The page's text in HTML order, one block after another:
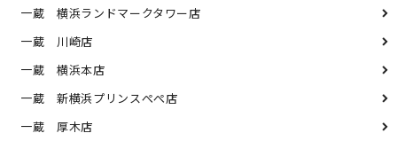
一蔵 横浜ランドマークタワー店
一蔵 川崎店
一蔵 横浜本店
一蔵 新横浜プリンスぺぺ店
一蔵 厚木店